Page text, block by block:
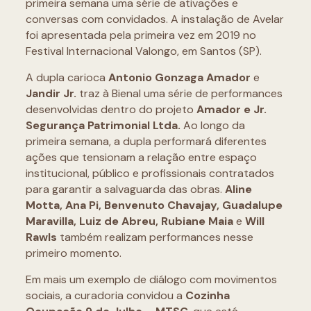
primeira semana uma série de ativações e
conversas com convidados. A instalação de Avelar
foi apresentada pela primeira vez em 2019 no
Festival Internacional Valongo, em Santos (SP).
A dupla carioca Antonio Gonzaga Amador e
Jandir Jr. traz à Bienal uma série de performances
desenvolvidas dentro do projeto Amador e Jr.
Segurança Patrimonial Ltda. Ao longo da
primeira semana, a dupla performará diferentes
ações que tensionam a relação entre espaço
institucional, público e profissionais contratados
para garantir a salvaguarda das obras. Aline
Motta, Ana Pi, Benvenuto Chavajay, Guadalupe
Maravilla, Luiz de Abreu, Rubiane Maiae Will
Rawls também realizam performances nesse
primeiro momento.
Em mais um exemplo de diálogo com movimentos
sociais, a curadoria convidou a Cozinha